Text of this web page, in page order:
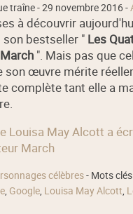
traîne -29 novembre 2016-
à découvrir
son bestseller " Les
". Mais pas que
son œuvre mérite
complète tant elle a
Louisa May Alcott a
March
célèbres- Mots
, Google, Louisa May Alcott,